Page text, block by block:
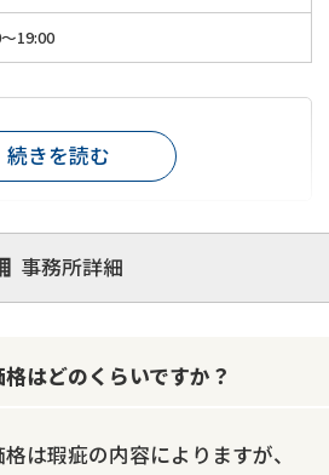
19:00
事務所詳細
ライン面談可能
レスポンスが早い
円以上の買取可
続きを読む
はどのくらいですか？
は瑕疵の内容によりますが、